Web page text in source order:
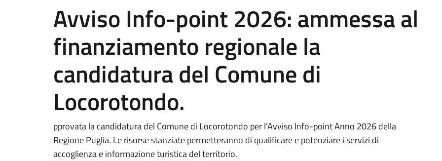
Avviso Info-point 2026: ammessa al
finanziamento regionale la
candidatura del Comune di
Locorotondo.
pprovata la candidatura del Comune di Locorotondo per l’Avviso Info-point Anno 2026 della
Regione Puglia. Le risorse stanziate permetteranno di qualificare e potenziare i servizi di
accoglienza e informazione turistica del territorio.